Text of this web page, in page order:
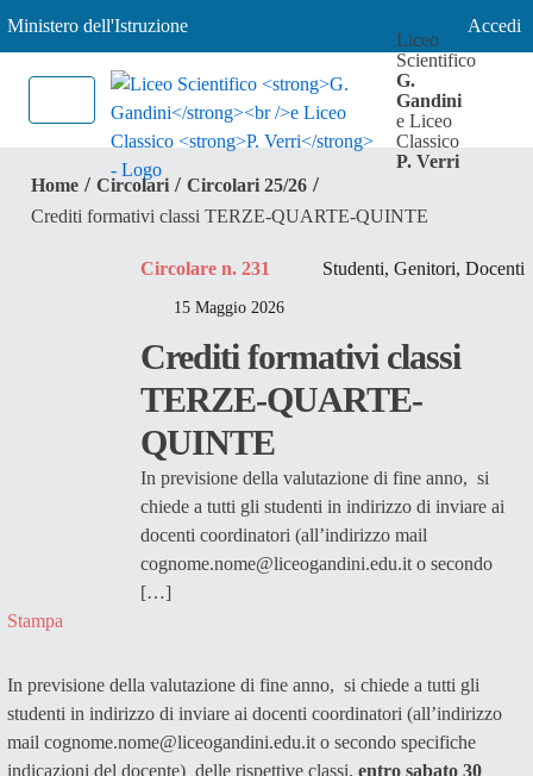
Ministero dell'Istruzione Accedi
Liceo
Scientifico
G.
Gandini
e Liceo
Classico
P. Verri
Home / Circolari / Circolari 25/26 /
Crediti formativi classi TERZE-QUARTE-QUINTE
Circolare n. 231 Studenti, Genitori, Docenti
15 Maggio 2026
Crediti formativi classi
TERZE-QUARTE-
QUINTE
In previsione della valutazione di fine anno, si
chiede a tutti gli studenti in indirizzo di inviare ai
docenti coordinatori (all’indirizzo mail
cognome.nome@liceogandini.edu.it o secondo
[…]
Stampa
In previsione della valutazione di fine anno, si chiede a tutti gli
studenti in indirizzo di inviare ai docenti coordinatori (all’indirizzo
mail cognome.nome@liceogandini.edu.it o secondo specifiche
indicazioni del docente) delle rispettive classi, entro sabato 30